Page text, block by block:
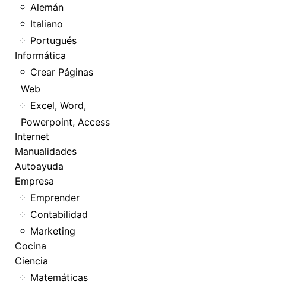
Alemán
Italiano
Portugués
Informática
Crear Páginas
Web
Excel, Word,
Powerpoint, Access
Internet
Manualidades
Autoayuda
Empresa
Emprender
Contabilidad
Marketing
Cocina
Ciencia
Matemáticas